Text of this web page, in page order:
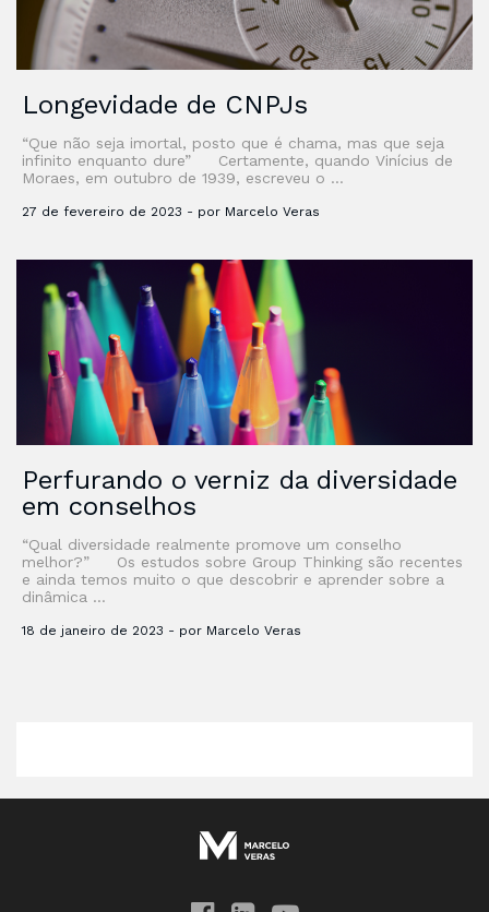
Longevidade de CNPJs
“Que não seja imortal, posto que é chama, mas que seja
infinito enquanto dure” Certamente, quando Vinícius de
Moraes, em outubro de 1939, escreveu o …
27 de fevereiro de 2023 - por Marcelo Veras
Perfurando o verniz da diversidade
em conselhos
“Qual diversidade realmente promove um conselho
melhor?” Os estudos sobre Group Thinking são recentes
e ainda temos muito o que descobrir e aprender sobre a
dinâmica …
18 de janeiro de 2023 - por Marcelo Veras